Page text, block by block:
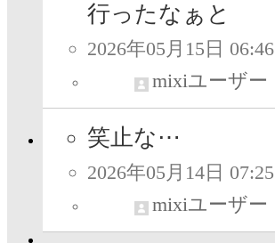
行ったなぁと
2026年05月15日 06:46
mixiユーザー
笑止な⋯
2026年05月14日 07:25
mixiユーザー